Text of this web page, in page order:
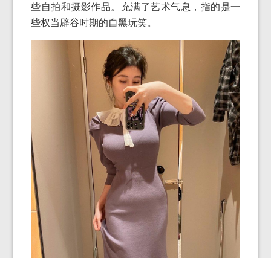
些自拍和摄影作品。充满了艺术气息，指的是一
些权当辟谷时期的自黑玩笑。